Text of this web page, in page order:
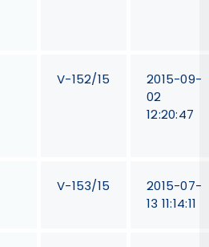
V-152/15
2015-09-
02
12:20:47
V-153/15
2015-07-
13 11:14:11